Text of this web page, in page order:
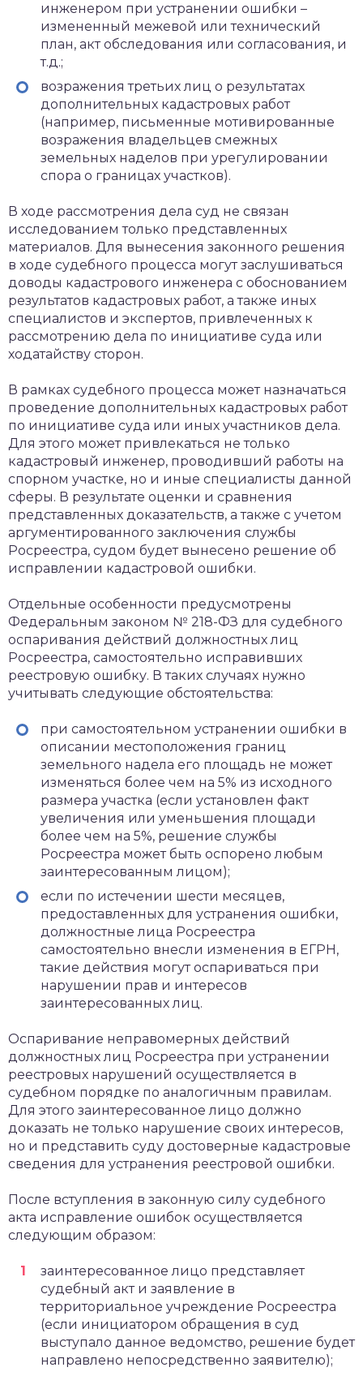
инженером при устранении ошибки –
измененный межевой или технический
план, акт обследования или согласования, и
т.д.;
возражения третьих лиц о результатах
дополнительных кадастровых работ
(например, письменные мотивированные
возражения владельцев смежных
земельных наделов при урегулировании
спора о границах участков).
В ходе рассмотрения дела суд не связан
исследованием только представленных
материалов. Для вынесения законного решения
в ходе судебного процесса могут заслушиваться
доводы кадастрового инженера с обоснованием
результатов кадастровых работ, а также иных
специалистов и экспертов, привлеченных к
рассмотрению дела по инициативе суда или
ходатайству сторон.
В рамках судебного процесса может назначаться
проведение дополнительных кадастровых работ
по инициативе суда или иных участников дела.
Для этого может привлекаться не только
кадастровый инженер, проводивший работы на
спорном участке, но и иные специалисты данной
сферы. В результате оценки и сравнения
представленных доказательств, а также с учетом
аргументированного заключения службы
Росреестра, судом будет вынесено решение об
исправлении кадастровой ошибки.
Отдельные особенности предусмотрены
Федеральным законом № 218-ФЗ для судебного
оспаривания действий должностных лиц
Росреестра, самостоятельно исправивших
реестровую ошибку. В таких случаях нужно
учитывать следующие обстоятельства:
при самостоятельном устранении ошибки в
описании местоположения границ
земельного надела его площадь не может
изменяться более чем на 5% из исходного
размера участка (если установлен факт
увеличения или уменьшения площади
более чем на 5%, решение службы
Росреестра может быть оспорено любым
заинтересованным лицом);
если по истечении шести месяцев,
предоставленных для устранения ошибки,
должностные лица Росреестра
самостоятельно внесли изменения в ЕГРН,
такие действия могут оспариваться при
нарушении прав и интересов
заинтересованных лиц.
Оспаривание неправомерных действий
должностных лиц Росреестра при устранении
реестровых нарушений осуществляется в
судебном порядке по аналогичным правилам.
Для этого заинтересованное лицо должно
доказать не только нарушение своих интересов,
но и представить суду достоверные кадастровые
сведения для устранения реестровой ошибки.
После вступления в законную силу судебного
акта исправление ошибок осуществляется
следующим образом:
заинтересованное лицо представляет
судебный акт и заявление в
территориальное учреждение Росреестра
(если инициатором обращения в суд
выступало данное ведомство, решение будет
направлено непосредственно заявителю);